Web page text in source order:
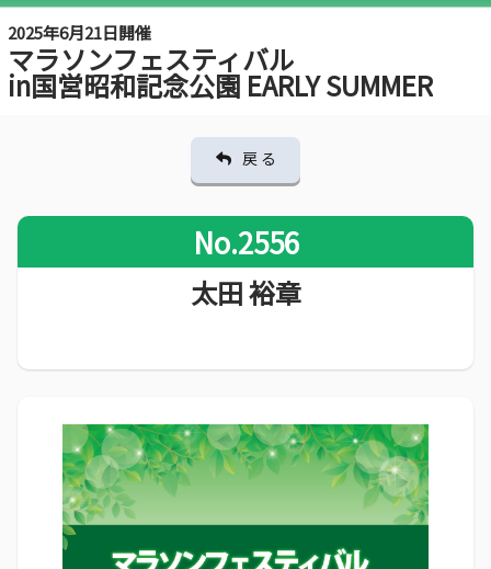
2025年6月21日開催
マラソンフェスティバル
in国営昭和記念公園 EARLY SUMMER
戻 る
No.2556
太田 裕章